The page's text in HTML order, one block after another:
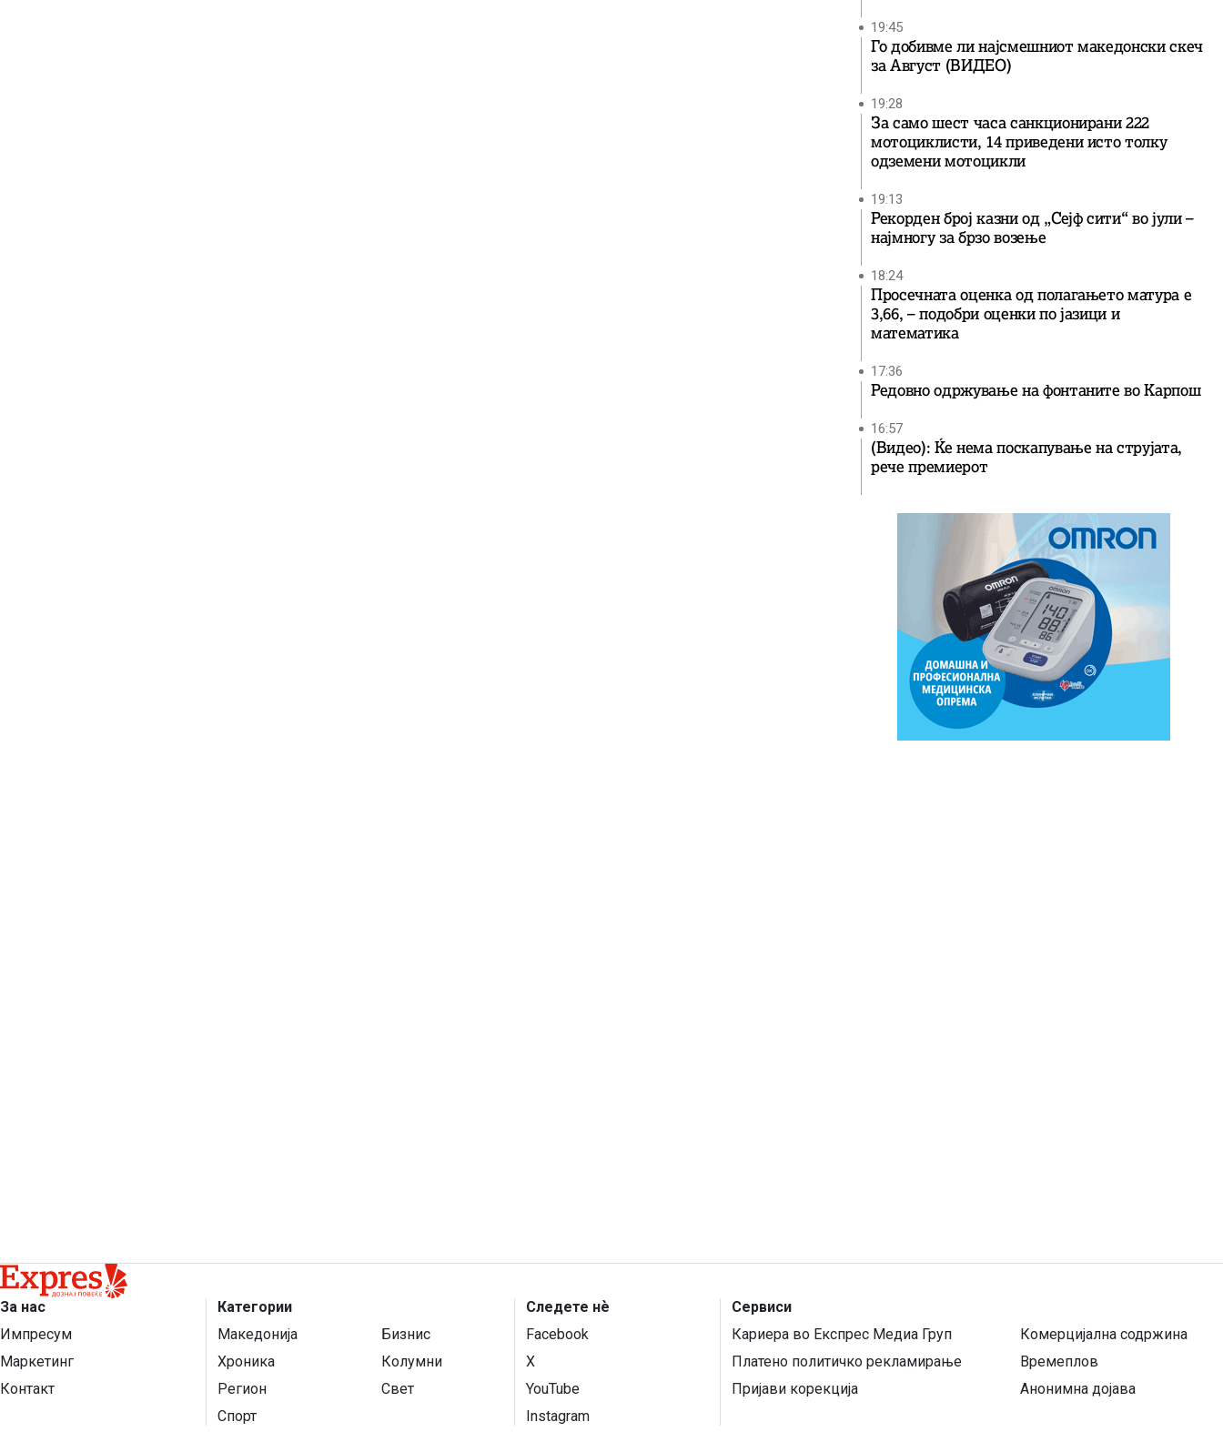
19:45
Го добивме ли најсмешниот македонски скеч
за Август (ВИДЕО)
19:28
За само шест часа санкционирани 222
мотоциклисти, 14 приведени исто толку
одземени мотоцикли
19:13
Рекорден број казни од „Сејф сити“ во јули –
најмногу за брзо возење
18:24
Просечната оценка од полагањето матура е
3,66, – подобри оценки по јазици и
математика
17:36
Редовно одржување на фонтаните во Карпош
16:57
(Видео): Ќе нема поскапување на струјата,
рече премиерот
За нас
Импресум
Маркетинг
Контакт
Категории
Македонија
Бизнис
Хроника
Колумни
Регион
Свет
Спорт
Следете нѐ
Facebook
X
YouTube
Instagram
Сервиси
Кариера во Експрес Медиа Груп
Комерцијална содржина
Платено политичко рекламирање
Времеплов
Пријави корекција
Анонимна дојава